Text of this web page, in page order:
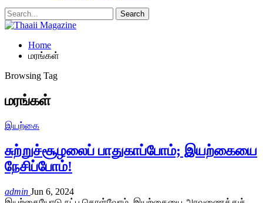
Home
மரங்கள்
Browsing Tag
மரங்கள்
இயற்கை
சுற்றுச்சூழலைப் பாதுகாப்போம்; இயற்கையை
நேசிப்போம்!
admin Jun 6, 2024